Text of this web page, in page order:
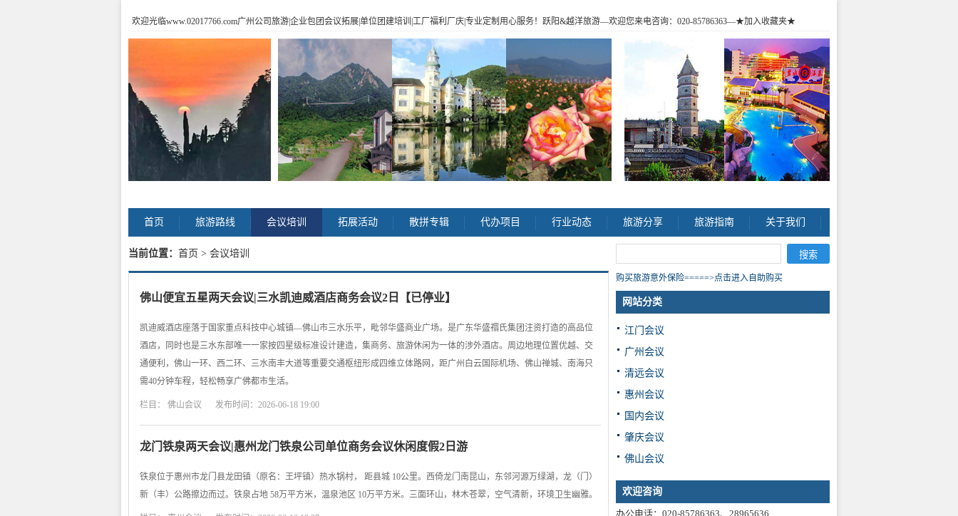
欢迎光临www.02017766.com广州公司旅游|企业包团会议拓展|单位团建培训|工厂福利厂庆|专业定制用心服务！跃阳&越洋旅游—欢迎您来电咨询：020-85786363—★加入收藏夹★
首页 旅游路线 会议培训 拓展活动 散拼专辑 代办项目 行业动态 旅游分享 旅游指南 关于我们
当前位置： 首页 > 会议培训
佛山便宜五星两天会议|三水凯迪威酒店商务会议2日【已停业】
凯迪威酒店座落于国家重点科技中心城镇—佛山市三水乐平，毗邻华盛商业广场。是广东华盛禤氏集团注资打造的高品位
酒店，同时也是三水东部唯一一家按四星级标准设计建造，集商务、旅游休闲为一体的涉外酒店。周边地理位置优越、交
通便利，佛山一环、西二环、三水南丰大道等重要交通枢纽形成四维立体路网，距广州白云国际机场、佛山禅城、南海只
需40分钟车程，轻松畅享广佛都市生活。
栏目： 佛山会议 发布时间：2026-06-18 19:00
龙门铁泉两天会议|惠州龙门铁泉公司单位商务会议休闲度假2日游
铁泉位于惠州市龙门县龙田镇（原名：王坪镇）热水锅村， 距县城 10公里。西倚龙门南昆山，东邻河源万绿湖，龙（门）
新（丰）公路擦边而过。铁泉占地 58万平方米，温泉池区 10万平方米。三面环山，林木苍翠，空气清新，环境卫生幽雅。
购买旅游意外保险=====>点击进入自助购买
网站分类
江门会议
广州会议
清远会议
惠州会议
国内会议
肇庆会议
佛山会议
欢迎咨询
办公电话：020-85786363、28965636